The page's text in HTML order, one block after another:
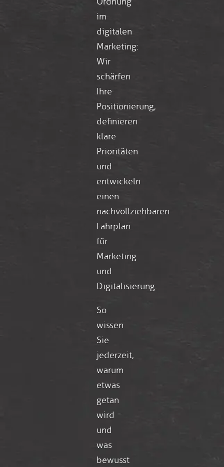
im
digitalen
Marketing:
Wir
schärfen
Ihre
Positionierung,
definieren
klare
Prioritäten
und
entwickeln
einen
nachvollziehbaren
Fahrplan
für
Marketing
und
Digitalisierung.
So
wissen
Sie
jederzeit,
warum
etwas
getan
wird
und
was
bewusst